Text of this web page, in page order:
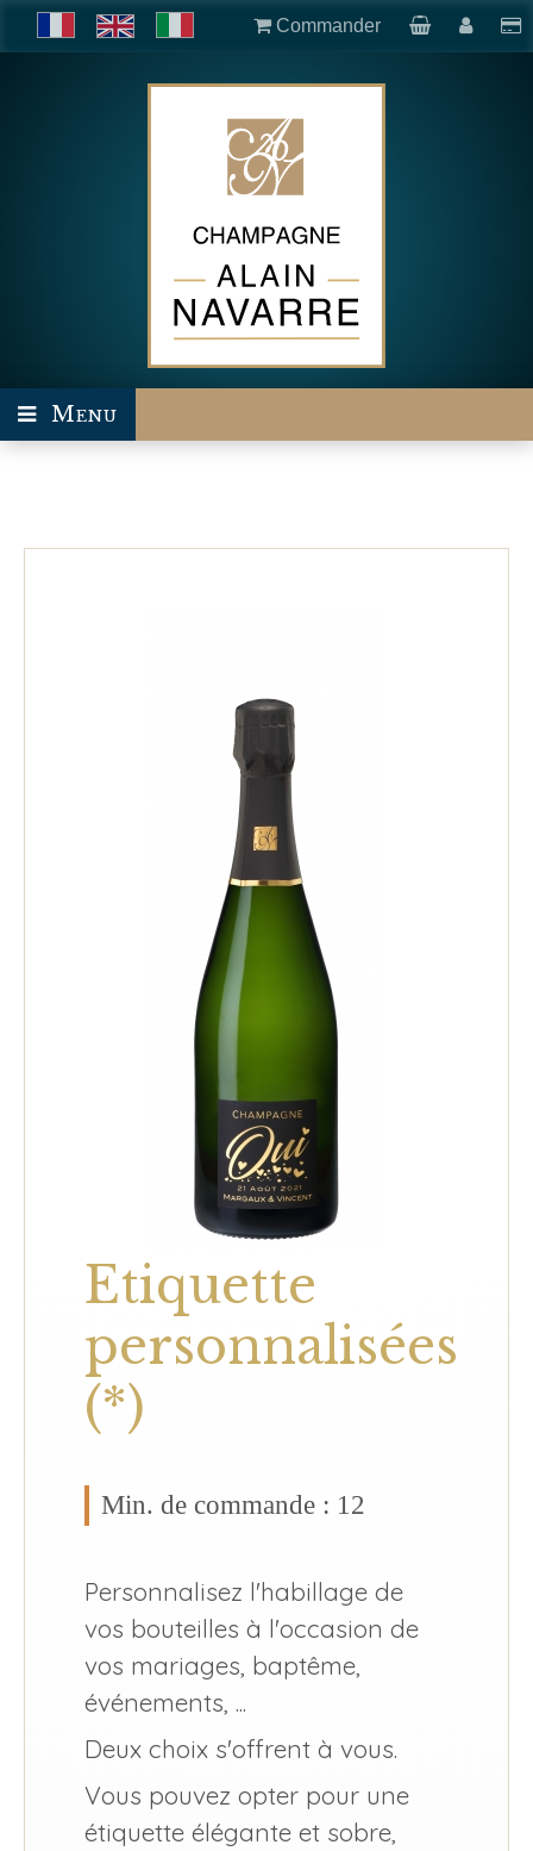
Menu
Etiquette
personnalisées
(*)
Min. de commande : 12
Personnalisez l'habillage de
vos bouteilles à l'occasion de
vos mariages, baptême,
événements, ...
Deux choix s'offrent à vous.
Vous pouvez opter pour une
étiquette élégante et sobre,
Commander